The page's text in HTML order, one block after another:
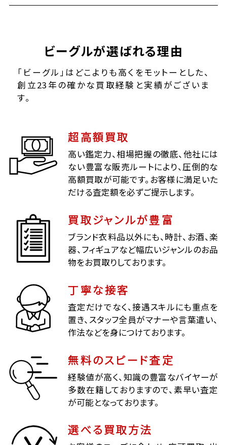
ビーグルが選ばれる理由
「ビーグル」はどこよりも高くをモットーとした、
創立23年の確かな買取経験と実績がございま
す。
超高額買取
高い鑑定力、相場把握の徹底、他社には
ない豊富な販売ルートにより、圧倒的な
高額買取が可能です。お客様に満足いた
だける査定額を必ずご提示します。
買取ジャンルが豊富
ブランド衣料品以外にも、時計、お酒、楽
器、フィギュアなど幅広いジャンルのお品
物をお買取りしております。
丁寧な接客
査定だけでなく、接遇スキルにも重点を
置き、スタッフ全員がマナーや言葉遣い、
作法などを身につけております。
無料のスピード査定
経験値が高く、知識の豊富なバイヤーが
多数在籍しておりますので、素早い査定
が可能となっております。
選べる買取方法